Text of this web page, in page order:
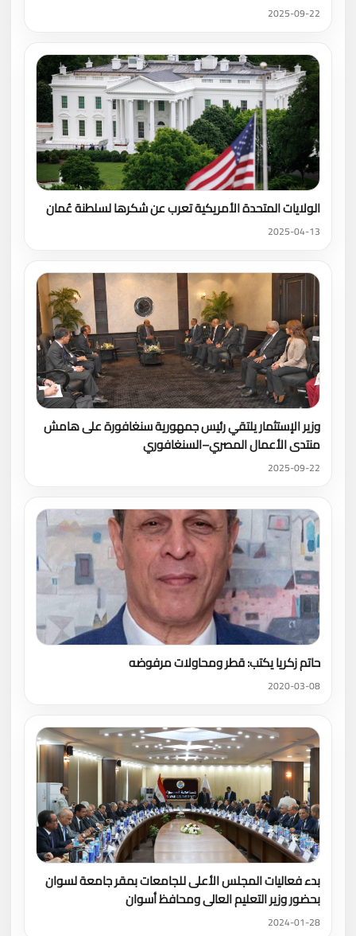
2025-09-22
الولايات المتحدة الأمريكية تعرب عن شكرها لسلطنة عُمان
2025-04-13
وزير الإستثمار يلتقي رئيس جمهورية سنغافورة على هامش
منتدى الأعمال المصري–السنغافوري
2025-09-22
حاتم زكريا يكتب: قطر ومحاولات مرفوضه
2020-03-08
بدء فعاليات المجلس الأعلى للجامعات بمقر جامعة لسوان
بحضور وزير التعليم العالى ومحافظ أسوان
2024-01-28